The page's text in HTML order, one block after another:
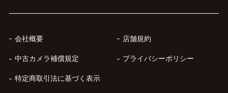
会社概要 店舗規約
中古カメラ補償規定 プライバシーポリシー
特定商取引法に基づく表示